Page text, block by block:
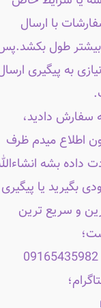
با ارسال
طول
به پیگیری
سفارش دادید،
اطلاع میدم ظرف
داده بشه
بگیرید یا پیگیری
و سریع ترین